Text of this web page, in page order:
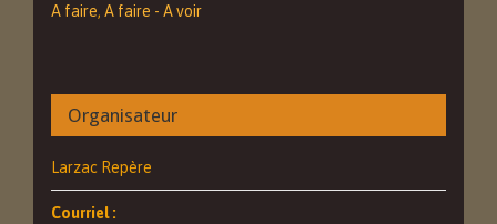
A faire, A faire - A voir
Organisateur
Larzac Repère
Courriel :